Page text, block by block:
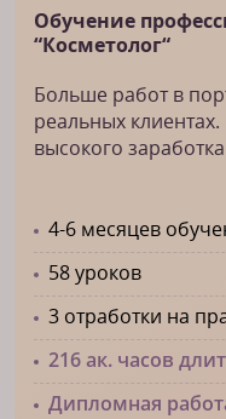
Обучение
“Косметолог“
Больше работ в
реальных
высокого
4-6 месяцев
58 уроков
3 отработки на
216 ак. часов
Дипломная